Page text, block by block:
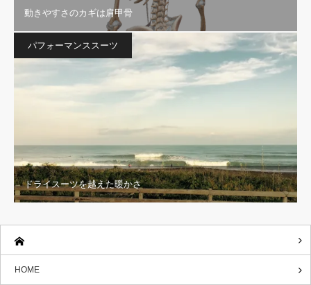
動きやすさのカギは肩甲骨
パフォーマンススーツ
ドライスーツを越えた暖かさ
HOME